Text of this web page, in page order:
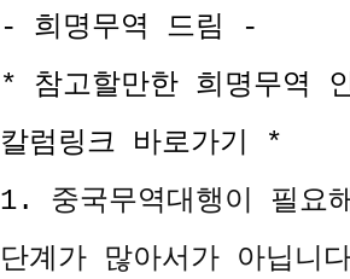
- 희명무역 드림 -
* 참고할만한 희명무역
칼럼링크 바로가기 *
1. 중국무역대행이 필요
단계가 많아서가 아닙니